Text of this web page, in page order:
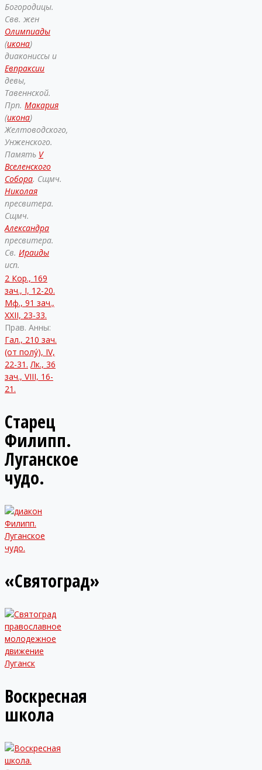
Богородицы.
Свв. жен
Олимпиады
(икона)
диакониссы и
Евпраксии
девы,
Тавеннской.
Прп. Макария
(икона)
Желтоводского,
Унженского.
Память V
Вселенского
Собора. Сщмч.
Николая
пресвитера.
Сщмч.
Александра
пресвитера.
Св. Ираиды
исп.
2 Кор., 169
зач., I, 12-20.
Мф., 91 зач.,
XXII, 23-33.
Прав. Анны:
Гал., 210 зач.
(от полу́), IV,
22-31. Лк., 36
зач., VIII, 16-
21.
Старец
Филипп.
Луганское
чудо.
«Святоград»
Воскресная
школа